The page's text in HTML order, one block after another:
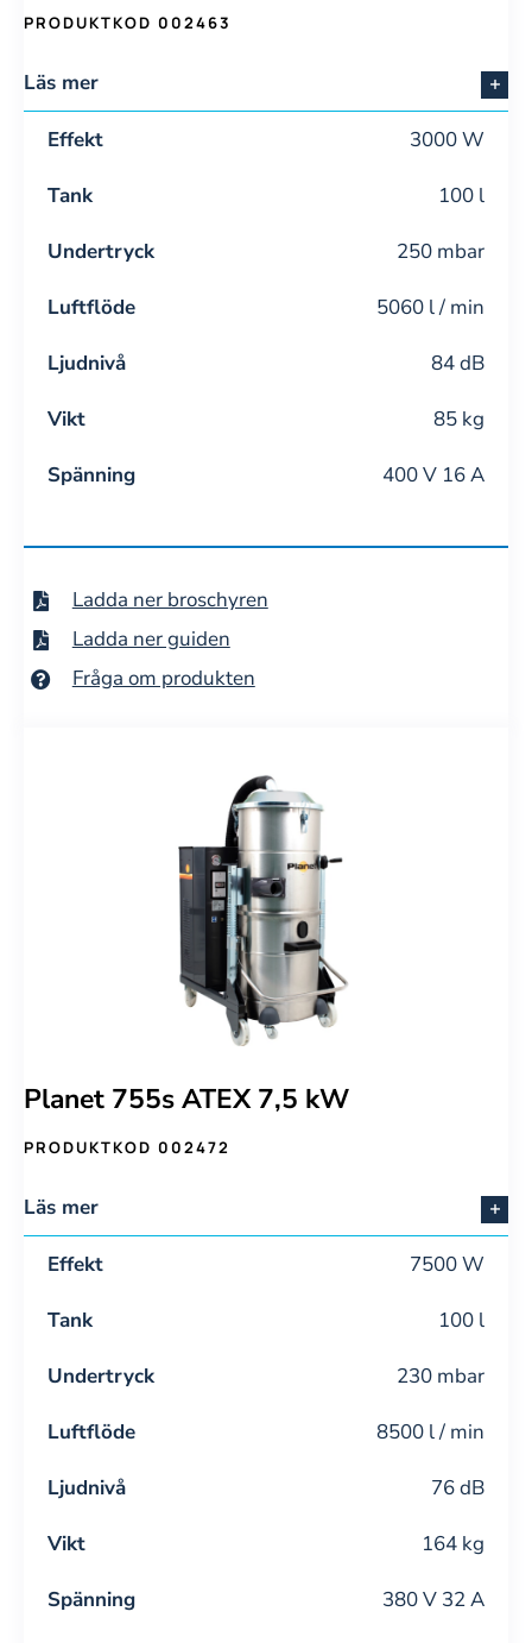
PRODUKTKOD 002463
Läs mer
Effekt 3000 W
Tank 100 l
Undertryck 250 mbar
Luftflöde 5060 l / min
Ljudnivå 84 dB
Vikt 85 kg
Spänning 400 V 16 A
Ladda ner broschyren
Ladda ner guiden
Fråga om produkten
Planet 755s ATEX 7,5 kW
PRODUKTKOD 002472
Läs mer
Effekt 7500 W
Tank 100 l
Undertryck 230 mbar
Luftflöde 8500 l / min
Ljudnivå 76 dB
Vikt 164 kg
Spänning 380 V 32 A